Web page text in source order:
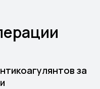
за